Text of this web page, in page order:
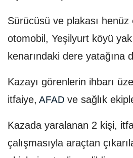
Sürücüsü ve plakası
otomobil, Yeşilyurt köyü
kenarındaki dere yatağına
Kazayı görenlerin ihbarı
itfaiye, AFAD ve sağlık
Kazada yaralanan 2 kişi,
çalışmasıyla araçtan